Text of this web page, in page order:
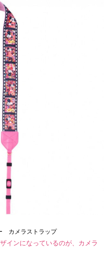
カメラストラップ
インになっているのが、カメラ